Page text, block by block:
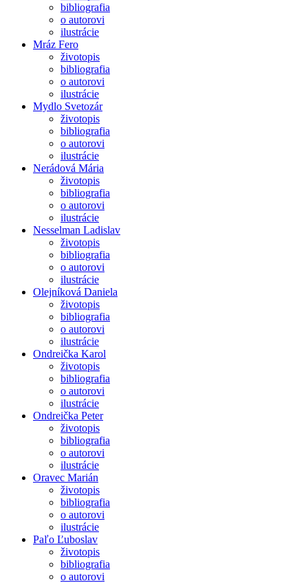
bibliografia
o autorovi
ilustrácie
Mráz Fero
životopis
bibliografia
o autorovi
ilustrácie
Mydlo Svetozár
životopis
bibliografia
o autorovi
ilustrácie
Nerádová Mária
životopis
bibliografia
o autorovi
ilustrácie
Nesselman Ladislav
životopis
bibliografia
o autorovi
ilustrácie
Olejníková Daniela
životopis
bibliografia
o autorovi
ilustrácie
Ondreička Karol
životopis
bibliografia
o autorovi
ilustrácie
Ondreička Peter
životopis
bibliografia
o autorovi
ilustrácie
Oravec Marián
životopis
bibliografia
o autorovi
ilustrácie
Paľo Ľuboslav
životopis
bibliografia
o autorovi